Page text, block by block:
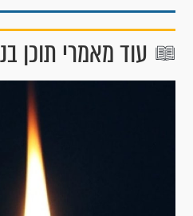
עוד מאמרי תוכן